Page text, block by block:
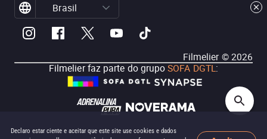
Declaro estar ciente e aceitar que este site use cookies e dados
Brasil
Filmelier ©2026
Filmelier faz parte do grupoSOFA DGTL: